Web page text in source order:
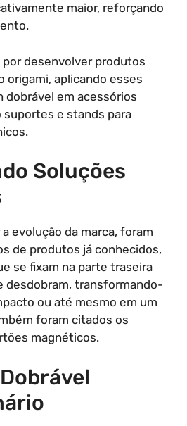
maior, reforçando
desenvolver produtos
origami, aplicando esses
dobrável em acessórios
e stands para
Soluções
evolução da marca, foram
de produtos já conhecidos,
se fixam na parte traseira
desdobram, transformando-
ou até mesmo em um
foram citados os
magnéticos.